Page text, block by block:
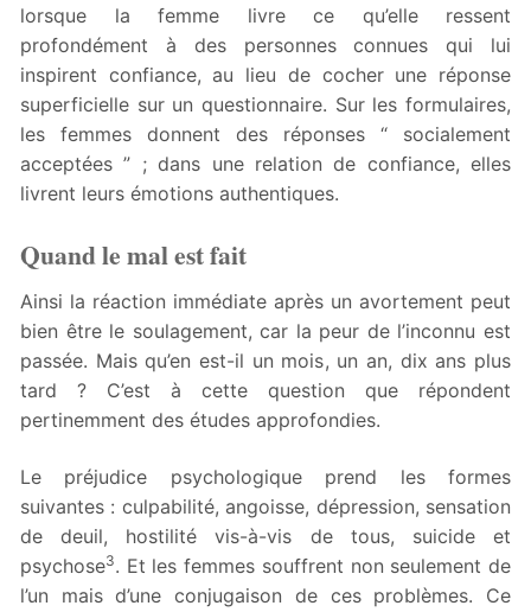
lorsque la femme livre ce qu’elle ressent
profondément à des personnes connues qui lui
inspirent confiance, au lieu de cocher une réponse
superficielle sur un questionnaire. Sur les formulaires,
les femmes donnent des réponses “ socialement
acceptées ” ; dans une relation de confiance, elles
livrent leurs émotions authentiques.
Quand le mal est fait
Ainsi la réaction immédiate après un avortement peut
bien être le soulagement, car la peur de l’inconnu est
passée. Mais qu’en est-il un mois, un an, dix ans plus
tard ? C’est à cette question que répondent
pertinemment des études approfondies.
Le préjudice psychologique prend les formes
suivantes : culpabilité, angoisse, dépression, sensation
de deuil, hostilité vis-à-vis de tous, suicide et
psychose3. Et les femmes souffrent non seulement de
l’un mais d’une conjugaison de ces problèmes. Ce